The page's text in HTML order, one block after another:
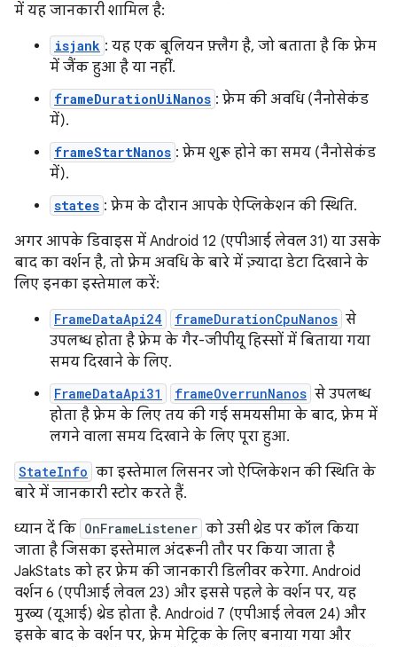
में यह जानकारी शामिल है:
isjank : यह एक बूलियन फ़्लैग है, जो बताता है कि फ़्रेम
में जैंक हुआ है या नहीं.
frameDurationUiNanos : फ़्रेम की अवधि (नैनोसेकंड
में).
frameStartNanos : फ़्रेम शुरू होने का समय (नैनोसेकंड
में).
states : फ़्रेम के दौरान आपके ऐप्लिकेशन की स्थिति.
अगर आपके डिवाइस में Android 12 (एपीआई लेवल 31) या उसके
बाद का वर्शन है, तो फ़्रेम अवधि के बारे में ज़्यादा डेटा दिखाने के
लिए इनका इस्तेमाल करें:
FrameDataApi24 frameDurationCpuNanos से
उपलब्ध होता है फ़्रेम के गैर-जीपीयू हिस्सों में बिताया गया
समय दिखाने के लिए.
FrameDataApi31 frameOverrunNanos से उपलब्ध
होता है फ़्रेम के लिए तय की गई समयसीमा के बाद, फ़्रेम में
लगने वाला समय दिखाने के लिए पूरा हुआ.
StateInfo का इस्तेमाल लिसनर जो ऐप्लिकेशन की स्थिति के
बारे में जानकारी स्टोर करते हैं.
ध्यान दें कि OnFrameListener को उसी थ्रेड पर कॉल किया
जाता है जिसका इस्तेमाल अंदरूनी तौर पर किया जाता है
JakStats को हर फ़्रेम की जानकारी डिलीवर करेगा. Android
वर्शन 6 (एपीआई लेवल 23) और इससे पहले के वर्शन पर, यह
मुख्य (यूआई) थ्रेड होता है. Android 7 (एपीआई लेवल 24) और
इसके बाद के वर्शन पर, फ़्रेम मेट्रिक के लिए बनाया गया और